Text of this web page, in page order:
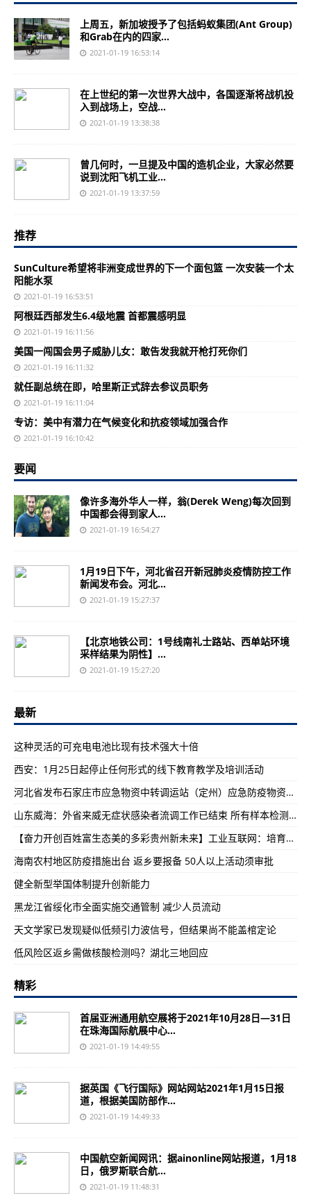
上周五，新加坡授予了包括蚂蚁集团(Ant Group)
和Grab在内的四家...
2021-01-19 16:53:14
在上世纪的第一次世界大战中，各国逐渐将战机投
入到战场上，空战...
2021-01-19 13:38:38
曾几何时，一旦提及中国的造机企业，大家必然要
说到沈阳飞机工业...
2021-01-19 13:37:59
推荐
SunCulture希望将非洲变成世界的下一个面包篮 一次安装一个太
阳能水泵
2021-01-19 16:53:51
阿根廷西部发生6.4级地震 首都震感明显
2021-01-19 16:11:56
美国一闯国会男子威胁儿女：敢告发我就开枪打死你们
2021-01-19 16:11:32
就任副总统在即，哈里斯正式辞去参议员职务
2021-01-19 16:11:04
专访：美中有潜力在气候变化和抗疫领域加强合作
2021-01-19 16:10:42
要闻
像许多海外华人一样，翁(Derek Weng)每次回到
中国都会得到家人...
2021-01-19 16:54:27
1月19日下午，河北省召开新冠肺炎疫情防控工作
新闻发布会。河北...
2021-01-19 15:27:37
【北京地铁公司：1号线南礼士路站、西单站环境
采样结果为阴性】...
2021-01-19 15:27:20
最新
这种灵活的可充电电池比现有技术强大十倍
西安：1月25日起停止任何形式的线下教育教学及培训活动
​河北省发布石家庄市应急物资中转调运站（定州）应急防疫物资调运流程
山东威海：外省来威无症状感染者流调工作已结束 所有样本检测均为阴性
【奋力开创百姓富生态美的多彩贵州新未来】工业互联网：培育贵州工业高质量发展新动能
​海南农村地区防疫措施出台 返乡要报备 50人以上活动须审批
健全新型举国体制提升创新能力
黑龙江省绥化市全面实施交通管制 减少人员流动
天文学家已发现疑似低频引力波信号，但结果尚不能盖棺定论
低风险区返乡需做核酸检测吗？湖北三地回应
精彩
首届亚洲通用航空展将于2021年10月28日—31日
在珠海国际航展中心...
2021-01-19 14:49:55
据英国《飞行国际》网站网站2021年1月15日报
道，根据美国防部作...
2021-01-19 14:49:33
中国航空新闻网讯：据ainonline网站报道，1月18
日，俄罗斯联合航...
2021-01-19 11:48:31